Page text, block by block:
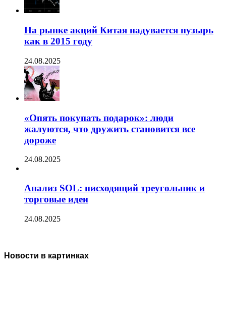
На рынке акций Китая надувается пузырь
как в 2015 году
24.08.2025
«Опять покупать подарок»: люди
жалуются, что дружить становится все
дороже
24.08.2025
Анализ SOL: нисходящий треугольник и
торговые идеи
24.08.2025
Новости в картинках